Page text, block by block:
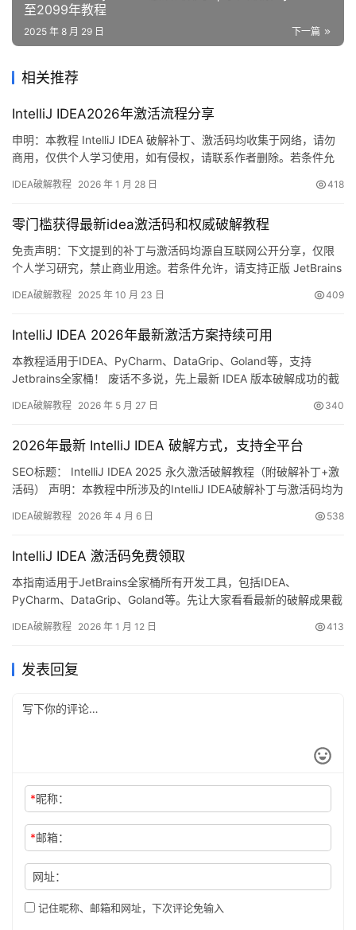
至2099年教程
下一篇
2025 年 8 月 29 日
相关推荐
IntelliJ IDEA2026年激活流程分享
申明：本教程 IntelliJ IDEA 破解补丁、激活码均收集于网络，请勿
商用，仅供个人学习使用，如有侵权，请联系作者删除。若条件允
解成功的截图，如下图，可以看到已经成功破解到 2099 年辣，舒
IDEA。 如果觉得破解…
IDEA破解教程 2026 年 1 月 28 日 418
零门槛获得最新idea激活码和权威破解教程
免责声明：下文提到的补丁与激活码均源自互联网公开分享，仅限
个人学习研究，禁止商业用途。若条件允许，请支持正版 JetBrains
https://panghu.hicxy.com/shop/?id=18 先放一张成功截图镇楼：
手带你完成最新版 …
IDEA破解教程 2025 年 10 月 23 日 409
IntelliJ IDEA 2026年最新激活方案持续可用
本教程适用于IDEA、PyCharm、DataGrip、Goland等，支持
Jetbrains全家桶！ 废话不多说，先上最新 IDEA 版本破解成功的截
我就将通过图文的方式, 来详细讲解如何激活 IDEA至 2099 年。 当
统，什么…
IDEA破解教程 2026 年 5 月 27 日 340
2026年最新 IntelliJ IDEA 破解方式，支持全平台
SEO标题： IntelliJ IDEA 2025 永久激活破解教程（附破解补丁+激
活码） 声明：本教程中所涉及的IntelliJ IDEA破解补丁与激活码均为
题，请联系本人删除。经济条件允许的话，强烈建议支持正版！
及L…
IDEA破解教程 2026 年 4 月 6 日 538
IntelliJ IDEA 激活码免费领取
本指南适用于JetBrains全家桶所有开发工具，包括IDEA、
PyCharm、DataGrip、Goland等。先让大家看看最新的破解成果截
来，我将通过图文详解的方式，手把手教大家如何将IDEA激活至
什么操作系统，哪个软件版本，我…
IDEA破解教程 2026 年 1 月 12 日 413
发表回复
*昵称：
*邮箱：
网址：
记住昵称、邮箱和网址，下次评论免输入